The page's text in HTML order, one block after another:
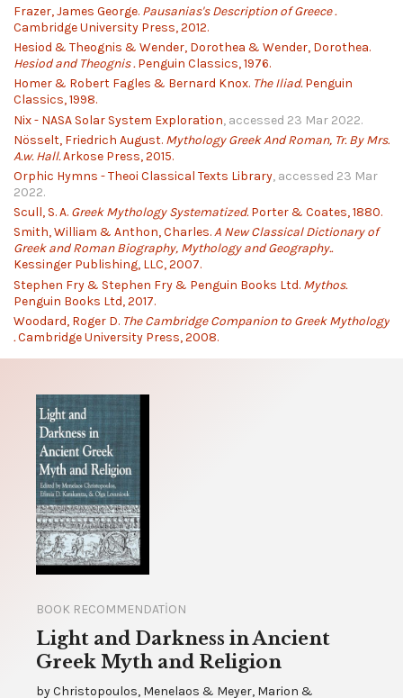
Frazer, James George. Pausanias's Description of Greece .
Cambridge University Press, 2012.
Hesiod & Theognis & Wender, Dorothea & Wender, Dorothea.
Hesiod and Theognis .Penguin Classics, 1976.
Homer & Robert Fagles & Bernard Knox. The Iliad.Penguin
Classics, 1998.
Nix - NASA Solar System Exploration, accessed 23 Mar 2022.
Nösselt, Friedrich August. Mythology Greek And Roman, Tr. By Mrs.
A.w. Hall.Arkose Press, 2015.
Orphic Hymns - Theoi Classical Texts Library, accessed 23 Mar
2022.
Scull, S. A. Greek Mythology Systematized.Porter & Coates, 1880.
Smith, William & Anthon, Charles.A New Classical Dictionary of
Greek and Roman Biography, Mythology and Geography..
Kessinger Publishing, LLC, 2007.
Stephen Fry & Stephen Fry & Penguin Books Ltd. Mythos.
Penguin Books Ltd, 2017.
Woodard, Roger D. The Cambridge Companion to Greek Mythology
.Cambridge University Press, 2008.
BOOK RECOMMENDATION
Light and Darkness in Ancient
Greek Myth and Religion
byChristopoulos, Menelaos & Meyer, Marion &